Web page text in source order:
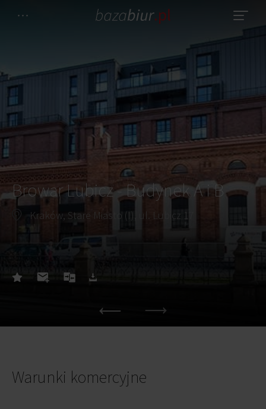
Browar Lubicz - Budynek A i B
Kraków, Stare Miasto (I), ul. Lubicz 17
Warunki komercyjne